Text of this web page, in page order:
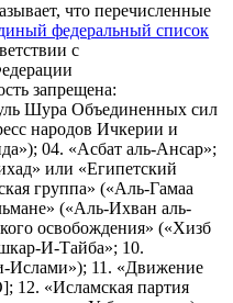
что перечисленные
федеральный список
с
запрещена:
Шура Объединенных сил
народов Ичкерии и
04. «Асбат аль-Ансар»;
или «Египетский
группа» («Аль-Гамаа
(«Аль-Ихван аль-
освобождения» («Хизб
И-Тайба»; 10.
Ислами»); 11. «Движение
«Исламская партия